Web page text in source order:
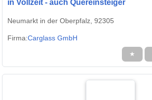
in Vollzeit - auch Quereinsteiger
Neumarkt in der Oberpfalz, 92305
Firma:Carglass GmbH
★